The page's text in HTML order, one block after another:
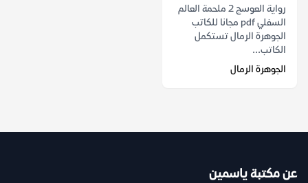
رواية العوسج 2 ملحمة العالم
السفلي pdf مجانا للكاتب
الجوهرة الرمال تستكمل
الكاتب...
الجوهرة الرمال
عن مكتبة ياسمين